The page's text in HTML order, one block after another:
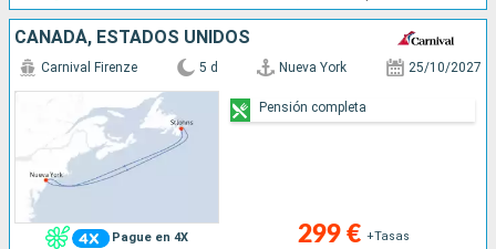
CANADÁ, ESTADOS UNIDOS
Pague en 4X
Carnival Firenze 5 d Nueva York 25/10/2027
299 € +Tasas
Pensión completa